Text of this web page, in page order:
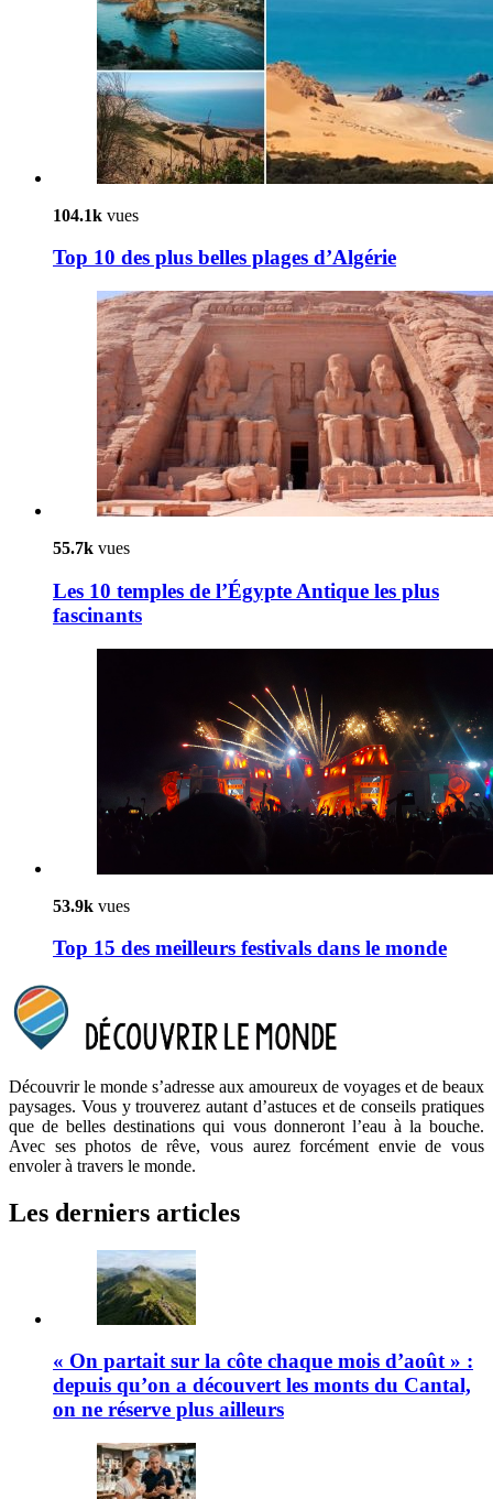
104.1k vues
Top 10 des plus belles plages d’Algérie
55.7k vues
Les 10 temples de l’Égypte Antique les plus
fascinants
53.9k vues
Top 15 des meilleurs festivals dans le monde
Découvrir le monde s’adresse aux amoureux de voyages et de beaux
paysages. Vous y trouverez autant d’astuces et de conseils pratiques
que de belles destinations qui vous donneront l’eau à la bouche.
Avec ses photos de rêve, vous aurez forcément envie de vous
envoler à travers le monde.
Les derniers articles
« On partait sur la côte chaque mois d’août » :
depuis qu’on a découvert les monts du Cantal,
on ne réserve plus ailleurs